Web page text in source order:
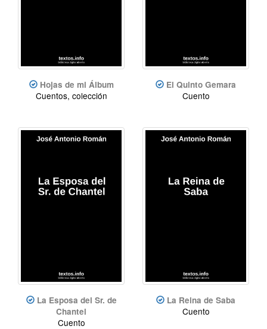
Hojas de mi Álbum
Cuentos, colección
El Quinto Gemara
Cuento
La Esposa del Sr. de
Chantel
Cuento
La Reina de Saba
Cuento